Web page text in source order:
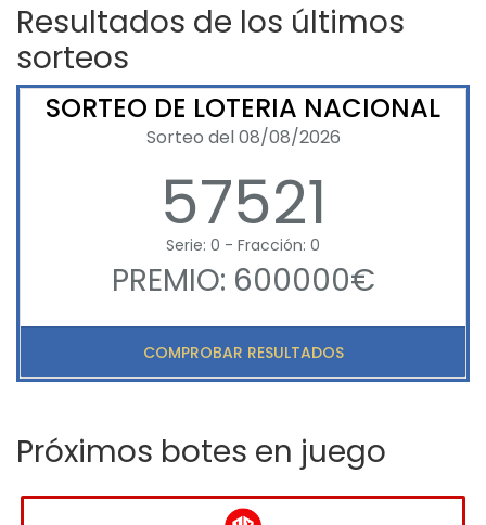
Resultados de los últimos
sorteos
SORTEO DE LOTERIA NACIONAL
Sorteo del 08/08/2026
57521
Serie: 0 - Fracción: 0
PREMIO: 600000€
COMPROBAR RESULTADOS
Próximos botes en juego